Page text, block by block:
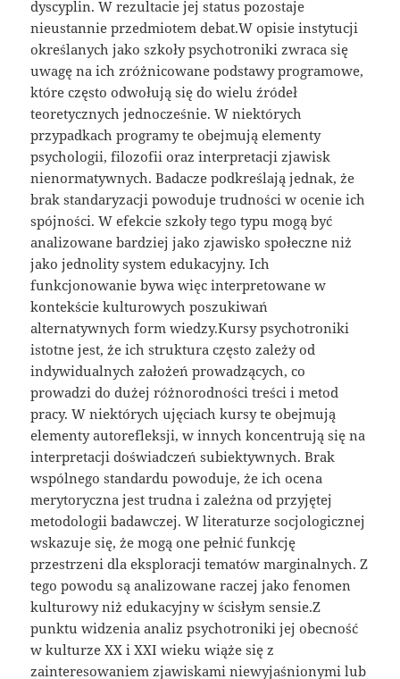
dyscyplin. W rezultacie jej status pozostaje
nieustannie przedmiotem debat.W opisie instytucji
określanych jako szkoły psychotroniki zwraca się
uwagę na ich zróżnicowane podstawy programowe,
które często odwołują się do wielu źródeł
teoretycznych jednocześnie. W niektórych
przypadkach programy te obejmują elementy
psychologii, filozofii oraz interpretacji zjawisk
nienormatywnych. Badacze podkreślają jednak, że
brak standaryzacji powoduje trudności w ocenie ich
spójności. W efekcie szkoły tego typu mogą być
analizowane bardziej jako zjawisko społeczne niż
jako jednolity system edukacyjny. Ich
funkcjonowanie bywa więc interpretowane w
kontekście kulturowych poszukiwań
alternatywnych form wiedzy.Kursy psychotroniki
istotne jest, że ich struktura często zależy od
indywidualnych założeń prowadzących, co
prowadzi do dużej różnorodności treści i metod
pracy. W niektórych ujęciach kursy te obejmują
elementy autorefleksji, w innych koncentrują się na
interpretacji doświadczeń subiektywnych. Brak
wspólnego standardu powoduje, że ich ocena
merytoryczna jest trudna i zależna od przyjętej
metodologii badawczej. W literaturze socjologicznej
wskazuje się, że mogą one pełnić funkcję
przestrzeni dla eksploracji tematów marginalnych. Z
tego powodu są analizowane raczej jako fenomen
kulturowy niż edukacyjny w ścisłym sensie.Z
punktu widzenia analiz psychotroniki jej obecność
w kulturze XX i XXI wieku wiąże się z
zainteresowaniem zjawiskami niewyjaśnionymi lub